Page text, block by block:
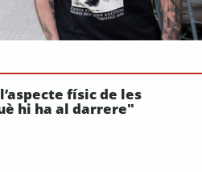
físic de les
hi ha al darrere"